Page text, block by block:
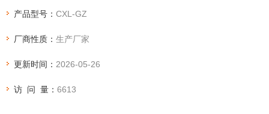
棘、油柑等新鲜时蔬的果蔬汁加工生产杀菌灌装。
产品型号：CXL-GZ
厂商性质：生产厂家
更新时间： 2026-05-26
访 问 量：6613